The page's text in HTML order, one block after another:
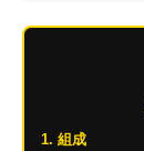
1. 組成